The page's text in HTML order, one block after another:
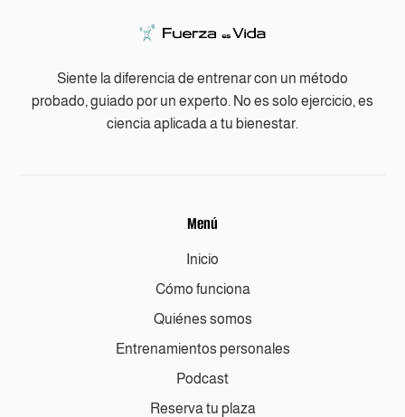
Siente la diferencia de entrenar con un método
probado, guiado por un experto. No es solo ejercicio, es
ciencia aplicada a tu bienestar.
Menú
Inicio
Cómo funciona
Quiénes somos
Entrenamientos personales
Podcast
Reserva tu plaza